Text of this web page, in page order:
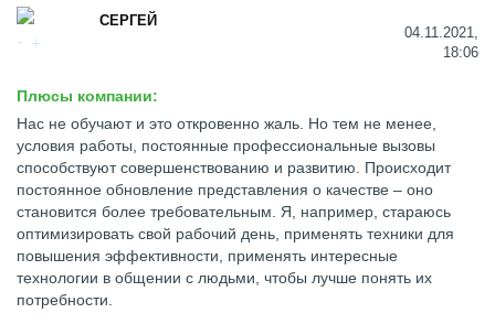
СЕРГЕЙ
04.11.2021,
18:06
Плюсы компании:
Нас не обучают и это откровенно жаль. Но тем не менее,
условия работы, постоянные профессиональные вызовы
способствуют совершенствованию и развитию. Происходит
постоянное обновление представления о качестве – оно
становится более требовательным. Я, например, стараюсь
оптимизировать свой рабочий день, применять техники для
повышения эффективности, применять интересные
технологии в общении с людьми, чтобы лучше понять их
потребности.